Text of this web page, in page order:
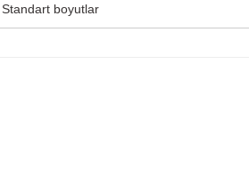
Standart boyutlar